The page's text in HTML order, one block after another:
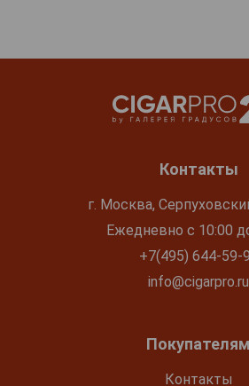
Контакты
г. Москва,
Ежедневно с 10:00
+7(495) 644-59-
info@cigarpro.ru
Покупателям
Контакты